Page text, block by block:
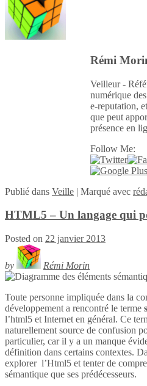
Rémi
Veilleur -
numérique
e-reputation,
que peut
présence en
Follow Me:
Publié dans Veille | Marqué avec
HTML5 – Un langage qui
Posted on 22 janvier 2013
by Rémi Morin
Toute personne impliquée dans la
développement a rencontré le terme
l’html5 et Internet en général. Ce
naturellement source de confusion
particulier, car il y a un manque
définition dans certains contextes.
explorer l’Html5 et tenter de
sémantique que ses prédécesseurs.